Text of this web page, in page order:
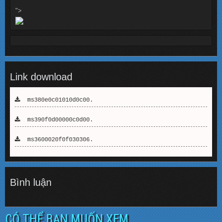
">
Link download
ms380e0c01010d0c00.
ms390f0d00000c0d00.
ms3600020f0f030306.
Bình luận